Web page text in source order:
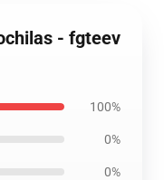
- fgteev
100%
0%
0%